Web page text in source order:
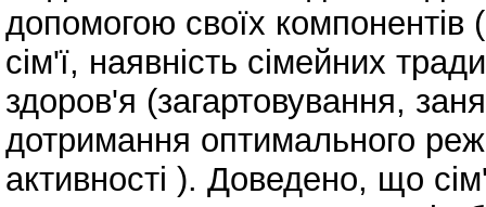
допомогою своїх компонентів
сім'ї, наявність сімейних
здоров'я (загартовування,
дотримання оптимального
активності ). Доведено, що